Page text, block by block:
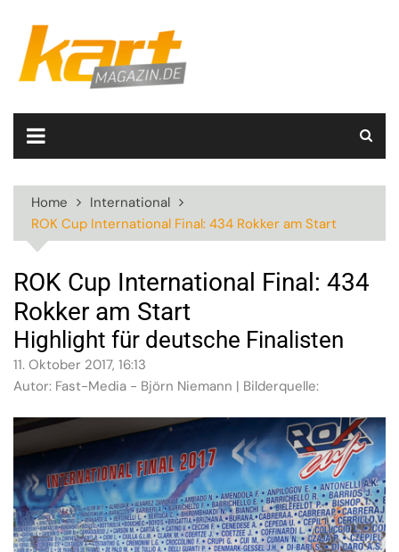
content
Home
International
ROK Cup International Final: 434 Rokker am Start
ROK Cup International Final: 434
Rokker am Start
Highlight für deutsche Finalisten
11. Oktober 2017, 16:13
Autor: Fast-Media - Björn Niemann | Bilderquelle: